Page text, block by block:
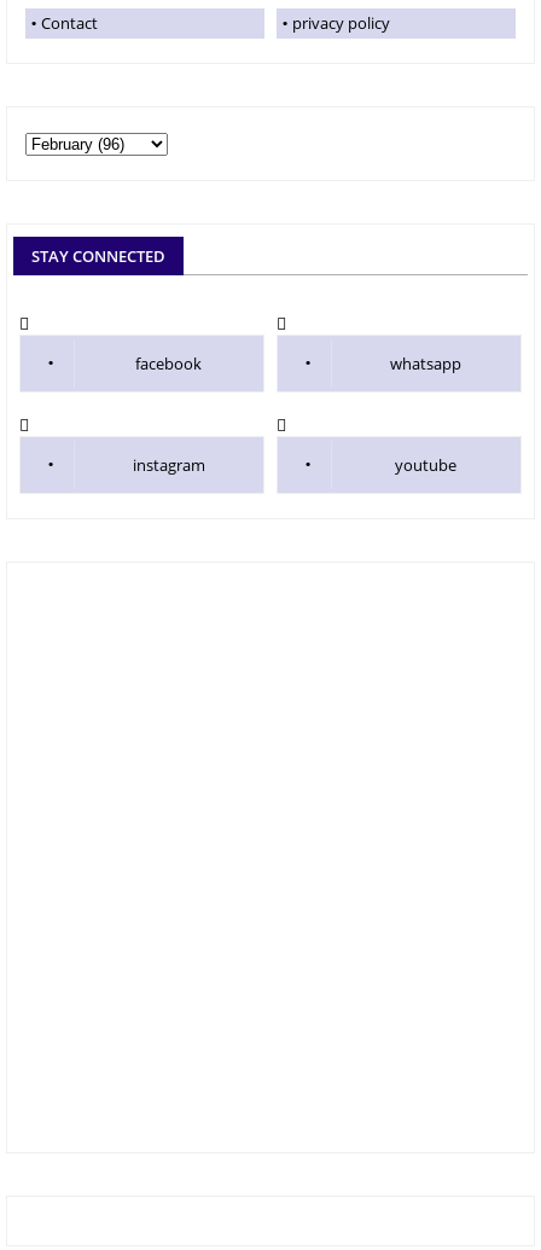
Contact privacy policy
STAY CONNECTED
facebook whatsapp
instagram youtube